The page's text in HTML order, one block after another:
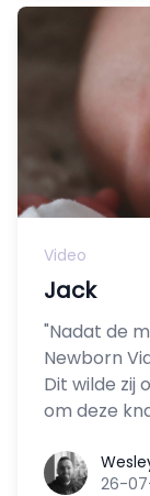
Video
Jack
"Nadat de
Newborn
Dit wilde zij
om deze
Wesley van
26-